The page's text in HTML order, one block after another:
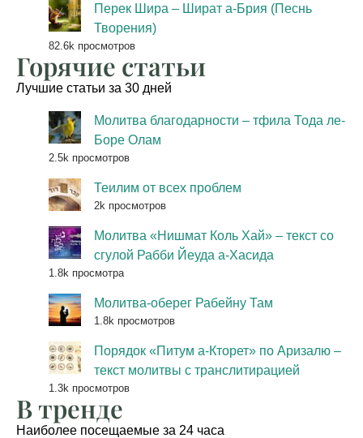
Перек Шира – Шират а-Брия (Песнь
Творения)
82.6k просмотров
Горячие статьи
Лучшие статьи за 30 дней
Молитва благодарности – тфила Тода ле-
Боре Олам
2.5k просмотров
Теилим от всех проблем
2k просмотров
Молитва «Нишмат Коль Хай» – текст со
сгулой Рабби Йеуда а-Хасида
1.8k просмотра
Молитва-оберег Рабейну Там
1.8k просмотров
Порядок «Питум а-Кторет» по Аризалю –
текст молитвы с транслитирацией
1.3k просмотров
В тренде
Наиболее посещаемые за 24 часа